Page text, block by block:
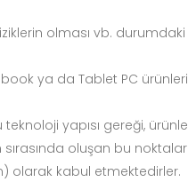
olması vb.
ya da Tablet PC
yapısı gereği,
oluşan bu
olarak kabul etmektedirler.